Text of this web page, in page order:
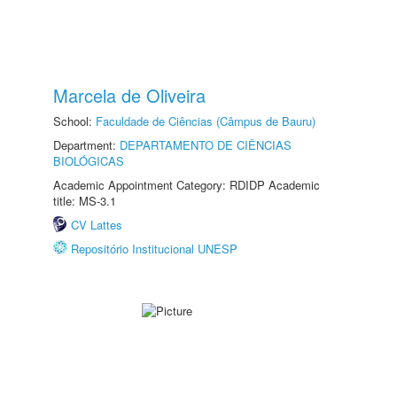
Marcela de Oliveira
School: Faculdade de Ciências (Câmpus de Bauru)
Department: DEPARTAMENTO DE CIÊNCIAS
BIOLÓGICAS
Academic Appointment Category: RDIDP Academic
title: MS-3.1
CV Lattes
Repositório Institucional UNESP